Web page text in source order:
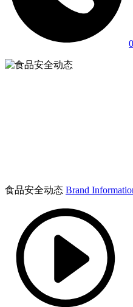
食品安全动态 Brand